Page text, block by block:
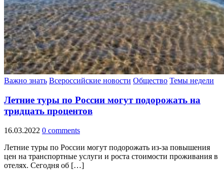
Важно знать Всероссийские новости Общество Темы недели
Летние туры по России могут подорожать на
тридцать процентов
16.03.2022 0 comments
Летние туры по России могут подорожать из-за повышения
цен на транспортные услуги и роста стоимости проживания в
отелях. Сегодня об […]